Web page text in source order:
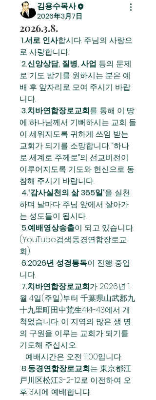
김용수목사
2026年3月7日
2026.3.8.
1.서로 인사합시다. 주님의 사랑으
로 사랑합니다.
2.신앙상담, 질병, 사업 등의 문제
로 기도 받기를 원하시는 분은 예
배 후 앞자리로 모여 주시기 바랍
니다.
3.치바연합장로교회를 통해 이 땅
에 하나님께서 기뻐하시는 교회 들
이 세워지도록 귀하게 쓰임 받는
교회가 되기를 소망합니다. “하나
로 세계로 주께로”의 선교비전이
이루어지도록 기도와 헌신으로 동
참해 주시기 바랍니다.
4.‘감사실천의 삶 365일’을 실천
하며 날마다 주님 앞에서 살아가
는 성도들이 됩시다.
5.예배영상송출이 되고 있습니다.
(YouTube검색:동경연합장로교
회)
6.2026년 성경통독이 진행 중입
니다.
7.치바연합장로교회가 2026년 1
월 4일(주일)부터 千葉県山武郡九
十九里町田中荒生414-43에서 개
척었습니다. 이 지역의 많은 생 명
의 구원을 이루는 교회가 되기를
기도해 주십시오.
예배시간은 오전 11:00입니다.
8.동경연합장로교회는 東京都江
戸川区松江3-2-12로 이전하여 오
후 3시에 예배합니다.